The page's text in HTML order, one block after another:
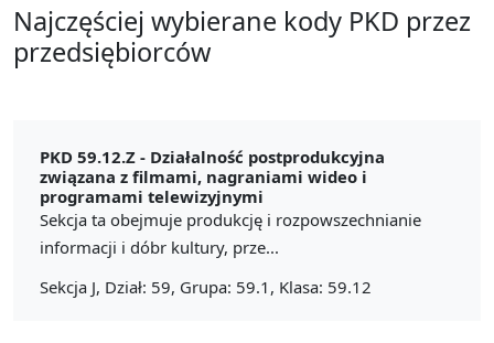
Najczęściej wybierane kody PKD przez
przedsiębiorców
PKD 59.12.Z - Działalność postprodukcyjna
związana z filmami, nagraniami wideo i
programami telewizyjnymi
Sekcja ta obejmuje produkcję i rozpowszechnianie
informacji i dóbr kultury, prze...
Sekcja J, Dział: 59, Grupa: 59.1, Klasa: 59.12